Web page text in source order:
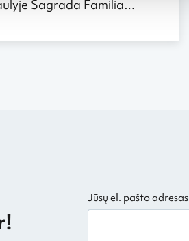
Sagrada Familia…
Jūsų el. pašto adresas